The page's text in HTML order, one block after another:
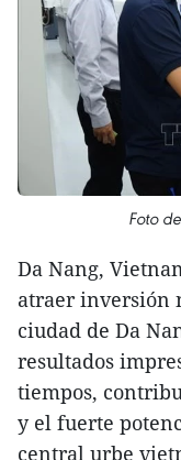
Foto
Da Nang,
atraer inversión
ciudad de Da
resultados
tiempos,
y el fuerte
central urbe